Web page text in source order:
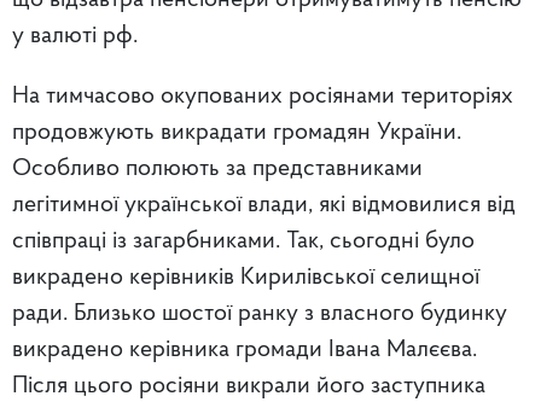
у валюті рф.
На тимчасово окупованих росіянами територіях
продовжують викрадати громадян України.
Особливо полюють за представниками
легітимної української влади, які відмовилися від
співпраці із загарбниками. Так, сьогодні було
викрадено керівників Кирилівської селищної
ради. Близько шостої ранку з власного будинку
викрадено керівника громади Івана Малєєва.
Після цього росіяни викрали його заступника